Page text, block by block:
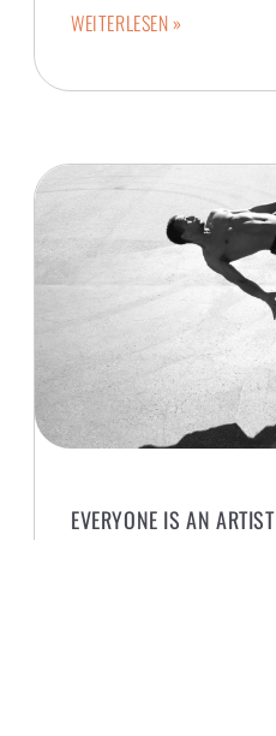
WEITERLESEN »
EVERYONE IS AN ARTIST